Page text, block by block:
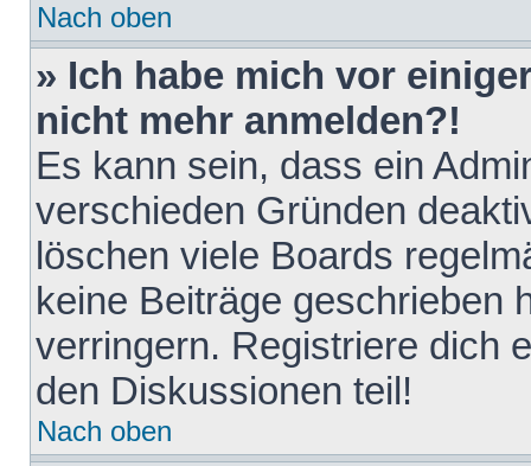
Nach oben
» Ich habe mich vor
nicht mehr anmelden?!
Es kann sein, dass ein
verschieden Gründen
löschen viele Boards
keine Beiträge geschrieben
verringern. Registriere dich
den Diskussionen teil!
Nach oben